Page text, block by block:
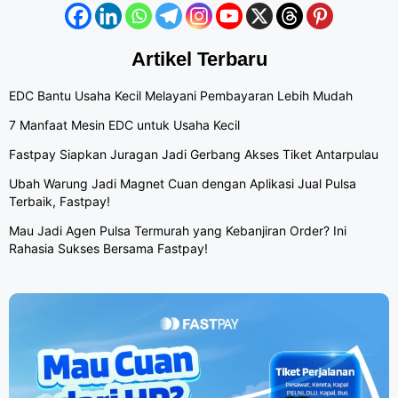
Artikel Terbaru
EDC Bantu Usaha Kecil Melayani Pembayaran Lebih Mudah
7 Manfaat Mesin EDC untuk Usaha Kecil
Fastpay Siapkan Juragan Jadi Gerbang Akses Tiket Antarpulau
Ubah Warung Jadi Magnet Cuan dengan Aplikasi Jual Pulsa
Terbaik, Fastpay!
Mau Jadi Agen Pulsa Termurah yang Kebanjiran Order? Ini
Rahasia Sukses Bersama Fastpay!